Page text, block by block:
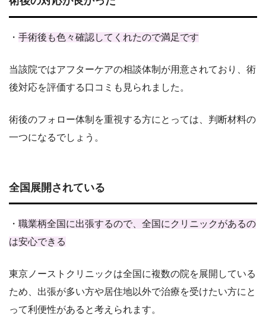
・ 手術後も色々確認してくれたので満足です
当該院ではアフターケアの相談体制が用意されており、術
後対応を評価する口コミも見られました。
術後のフォロー体制を重視する方にとっては、判断材料の
一つになるでしょう。
全国展開されている
・ 職業柄全国に出張するので、全国にクリニックがあるの
は安心できる
東京ノーストクリニックは全国に複数の院を展開している
ため、出張が多い方や居住地以外で治療を受けたい方にと
って利便性があると考えられます。